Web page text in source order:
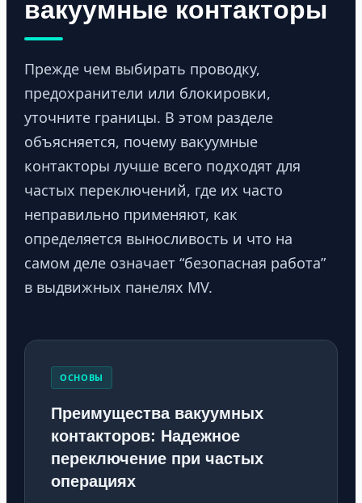
вакуумные контакторы
Прежде чем выбирать проводку,
предохранители или блокировки,
уточните границы. В этом разделе
объясняется, почему вакуумные
контакторы лучше всего подходят для
частых переключений, где их часто
неправильно применяют, как
определяется выносливость и что на
самом деле означает “безопасная работа”
в выдвижных панелях MV.
ОСНОВЫ
Преимущества вакуумных
контакторов: Надежное
переключение при частых
операциях